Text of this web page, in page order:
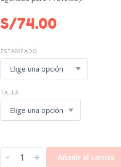
S/74.00
ESTAMPADO
TALLA
- + Añadir al carrito